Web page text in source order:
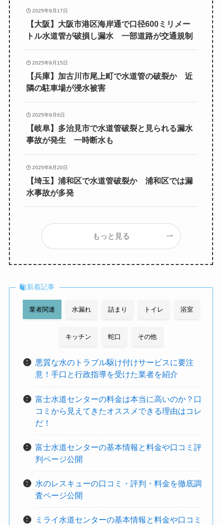
2025年9月17日
【大阪】大阪市港区海岸通で口径600ミリメー
トル水道管が破損し漏水 一部道路が交通規制
2025年9月15日
【兵庫】加古川市尾上町で水道管の破裂か 近
隣の駐車場が浸水被害
2025年9月6日
【岐阜】多治見市で水道管破裂と見られる漏水
事故が発生 一時断水も
2025年8月20日
【埼玉】浦和区で水道管破裂か 浦和区では漏
水事故が多発
もっと見る
新着記事
業者関連 水漏れ 詰まり トイレ 浴室
キッチン 蛇口 その他
悪質な水のトラブル駆け付けサービスに要注
意！手口と行政指導を受けた業者を紹介
富士水道センターの料金は本当に高いのか？口
コミから見えてきたオススメできる理由はコレ
だ！
富士水道センターの基本情報と料金や口コミ評
判ページ公開
水のレスキューの口コミ・評判・料金を徹底調
査ページ公開
ミライ水道センターの基本情報と料金や口コミ